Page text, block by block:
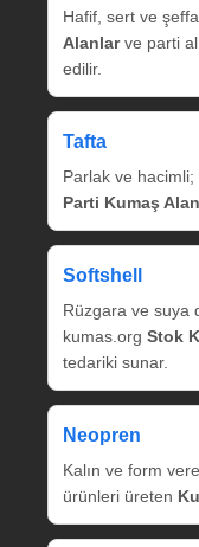
Hafif, sert ve
Alanlarve parti
edilir.
Tafta
Parlak ve
Parti Kumaş
Softshell
Rüzgara ve suya
kumas.org Stok
tedariki sunar.
Neopren
Kalın ve form
ürünleri üreten